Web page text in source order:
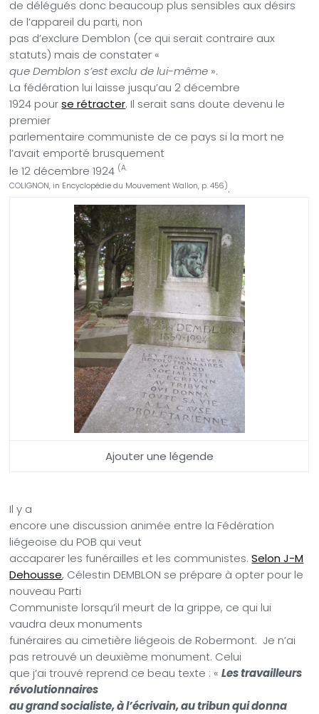
de délégués donc beaucoup plus sensibles aux désirs
de l’appareil du parti, non
pas d’exclure Demblon (ce qui serait contraire aux
statuts) mais de constater «
que Demblon s’est exclu de lui-même ».
La fédération lui laisse jusqu’au 2 décembre
1924 pourse rétracter. Il serait sans doute devenu le
premier
parlementaire communiste de ce pays si la mort ne
l’avait emporté brusquement
le 12 décembre 1924 (A.
COLIGNON, in Encyclopédie du Mouvement Wallon, p. 456).
Ajouter une légende
Il y a
encore une discussion animée entre la Fédération
liégeoise du POB qui veut
accaparer les funérailles et les communistes.Selon J-M
Dehousse, Célestin DEMBLON se prépare à opter pour le
nouveau Parti
Communiste lorsqu’il meurt de la grippe, ce qui lui
vaudra deux monuments
funéraires au cimetière liégeois de Robermont. Je n’ai
pas retrouvé un deuxième monument. Celui
que j’ai trouvé reprend ce beau texte : «Les travailleurs
révolutionnaires
au grand socialiste, à l’écrivain, au tribun qui donna